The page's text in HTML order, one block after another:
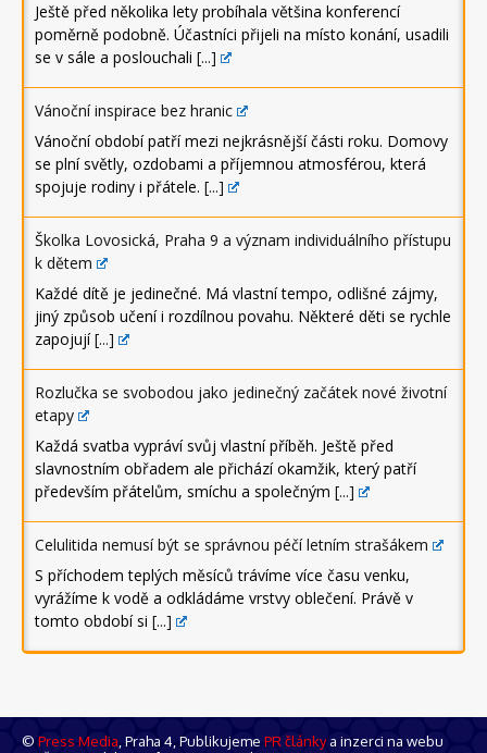
Ještě před několika lety probíhala většina konferencí
poměrně podobně. Účastníci přijeli na místo konání, usadili
se v sále a poslouchali [...]
Vánoční inspirace bez hranic
Vánoční období patří mezi nejkrásnější části roku. Domovy
se plní světly, ozdobami a příjemnou atmosférou, která
spojuje rodiny i přátele. [...]
Školka Lovosická, Praha 9 a význam individuálního přístupu
k dětem
Každé dítě je jedinečné. Má vlastní tempo, odlišné zájmy,
jiný způsob učení i rozdílnou povahu. Některé děti se rychle
zapojují[...]
Rozlučka se svobodou jako jedinečný začátek nové životní
etapy
Každá svatba vypráví svůj vlastní příběh. Ještě před
slavnostním obřadem ale přichází okamžik, který patří
především přátelům, smíchu a společným [...]
Celulitida nemusí být se správnou péčí letním strašákem
S příchodem teplých měsíců trávíme více času venku,
vyrážíme k vodě a odkládáme vrstvy oblečení. Právě v
tomto období si [...]
© Press Media , Praha 4, Publikujeme PR článkya inzerci na webu